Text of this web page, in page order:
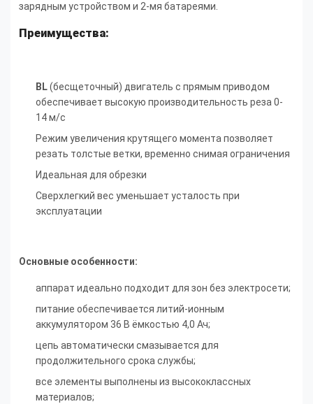
зарядным устройством и 2-мя батареями.
Преимущества:
BL(бесщеточный) двигатель с прямым приводом
обеспечивает высокую производительность реза 0-
14 м/с
Режим увеличения крутящего момента позволяет
резать толстые ветки, временно снимая ограничения
Идеальная для обрезки
Сверхлегкий вес уменьшает усталость при
эксплуатации
Основные особенности:
аппарат идеально подходит для зон без электросети;
питание обеспечивается литий-ионным
аккумулятором 36 В ёмкостью 4,0 Ач;
цепь автоматически смазывается для
продолжительного срока службы;
все элементы выполнены из высококлассных
материалов;